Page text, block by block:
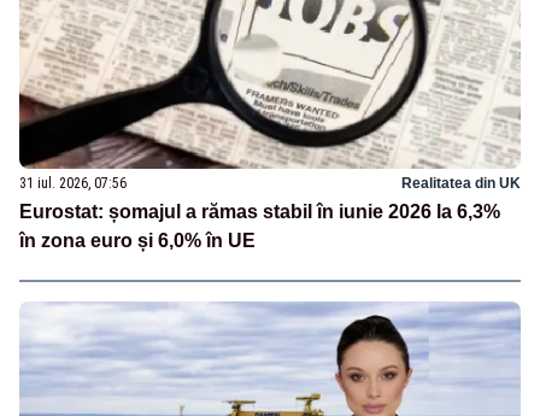
31 iul. 2026, 07:56 Realitatea din UK
Eurostat: șomajul a rămas stabil în iunie 2026 la 6,3%
în zona euro și 6,0% în UE